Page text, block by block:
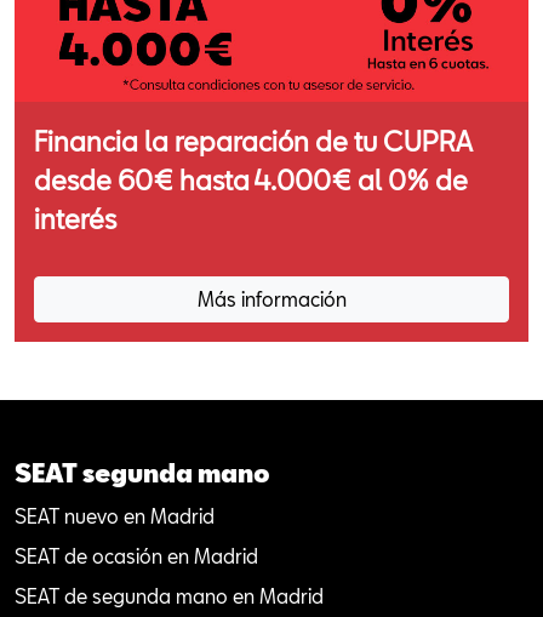
Financia la reparación de tu CUPRA
desde 60€ hasta 4.000€ al 0% de
interés
Más información
SEAT segunda mano
SEAT nuevo en Madrid
SEAT de ocasión en Madrid
SEAT de segunda mano en Madrid